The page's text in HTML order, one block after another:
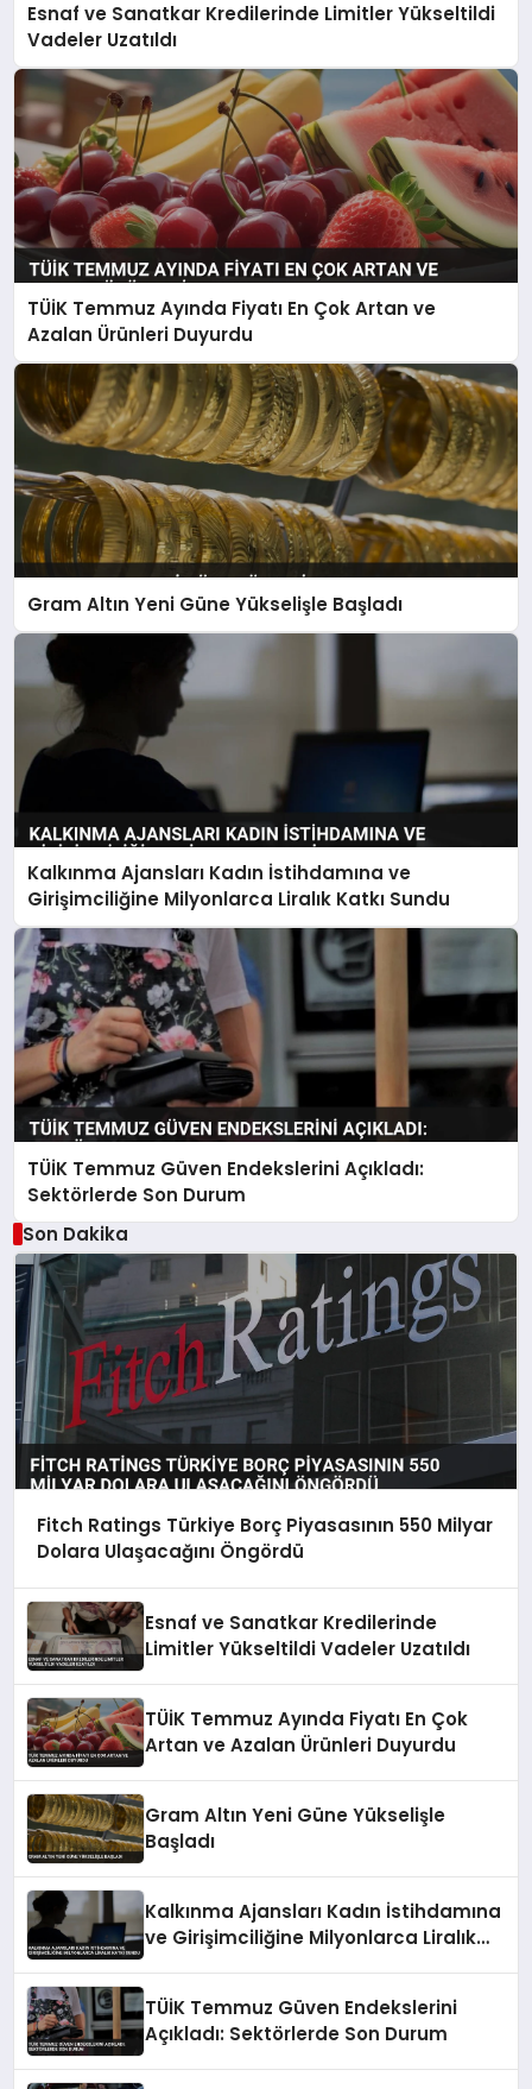
Esnaf ve Sanatkar Kredilerinde Limitler Yükseltildi
Vadeler Uzatıldı
TÜİK Temmuz Ayında Fiyatı En Çok Artan ve
Azalan Ürünleri Duyurdu
Gram Altın Yeni Güne Yükselişle Başladı
Kalkınma Ajansları Kadın İstihdamına ve
Girişimciliğine Milyonlarca Liralık Katkı Sundu
TÜİK Temmuz Güven Endekslerini Açıkladı:
Sektörlerde Son Durum
Son Dakika
Fitch Ratings Türkiye Borç Piyasasının 550 Milyar
Dolara Ulaşacağını Öngördü
Esnaf ve Sanatkar Kredilerinde
Limitler Yükseltildi Vadeler Uzatıldı
TÜİK Temmuz Ayında Fiyatı En Çok
Artan ve Azalan Ürünleri Duyurdu
Gram Altın Yeni Güne Yükselişle
Başladı
Kalkınma Ajansları Kadın İstihdamına
ve Girişimciliğine Milyonlarca Liralık
TÜİK Temmuz Güven Endekslerini
Açıkladı: Sektörlerde Son Durum